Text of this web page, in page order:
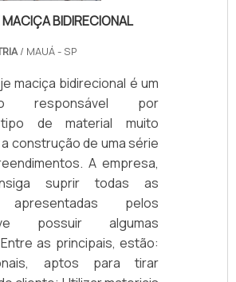
BIDIRECIONAL
/ MAUÁ - SP
maciça bidirecional é um
responsável por
de material muito
construção de uma série
A empresa,
suprir todas as
apresentadas pelos
possuir algumas
as principais, estão:
aptos para tirar